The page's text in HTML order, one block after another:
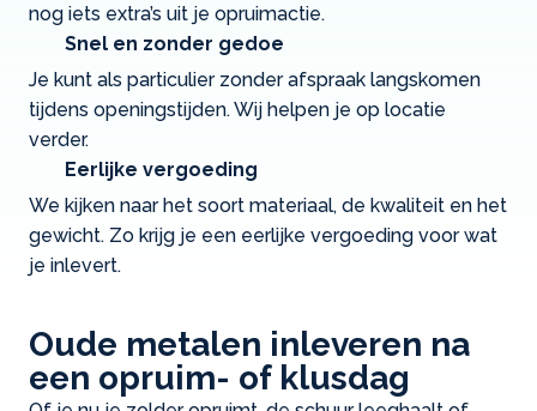
nog iets extra’s uit je opruimactie.
Snel en zonder gedoe
Je kunt als particulier zonder afspraak langskomen
tijdens openingstijden. Wij helpen je op locatie
verder.
Eerlijke vergoeding
We kijken naar het soort materiaal, de kwaliteit en het
gewicht. Zo krijg je een eerlijke vergoeding voor wat
je inlevert.
Oude metalen inleveren na
een opruim- of klusdag